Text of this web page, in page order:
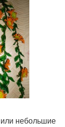
небольшие